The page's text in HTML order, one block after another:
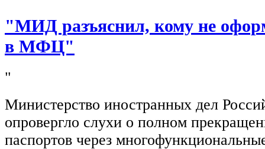
"МИД разъяснил, кому не
в МФЦ"
"
Министерство иностранных дел
опровергло слухи о полном
паспортов через